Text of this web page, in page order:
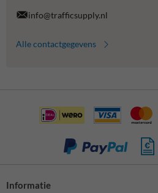
info@trafficsupply.nl
Alle contactgegevens
Informatie